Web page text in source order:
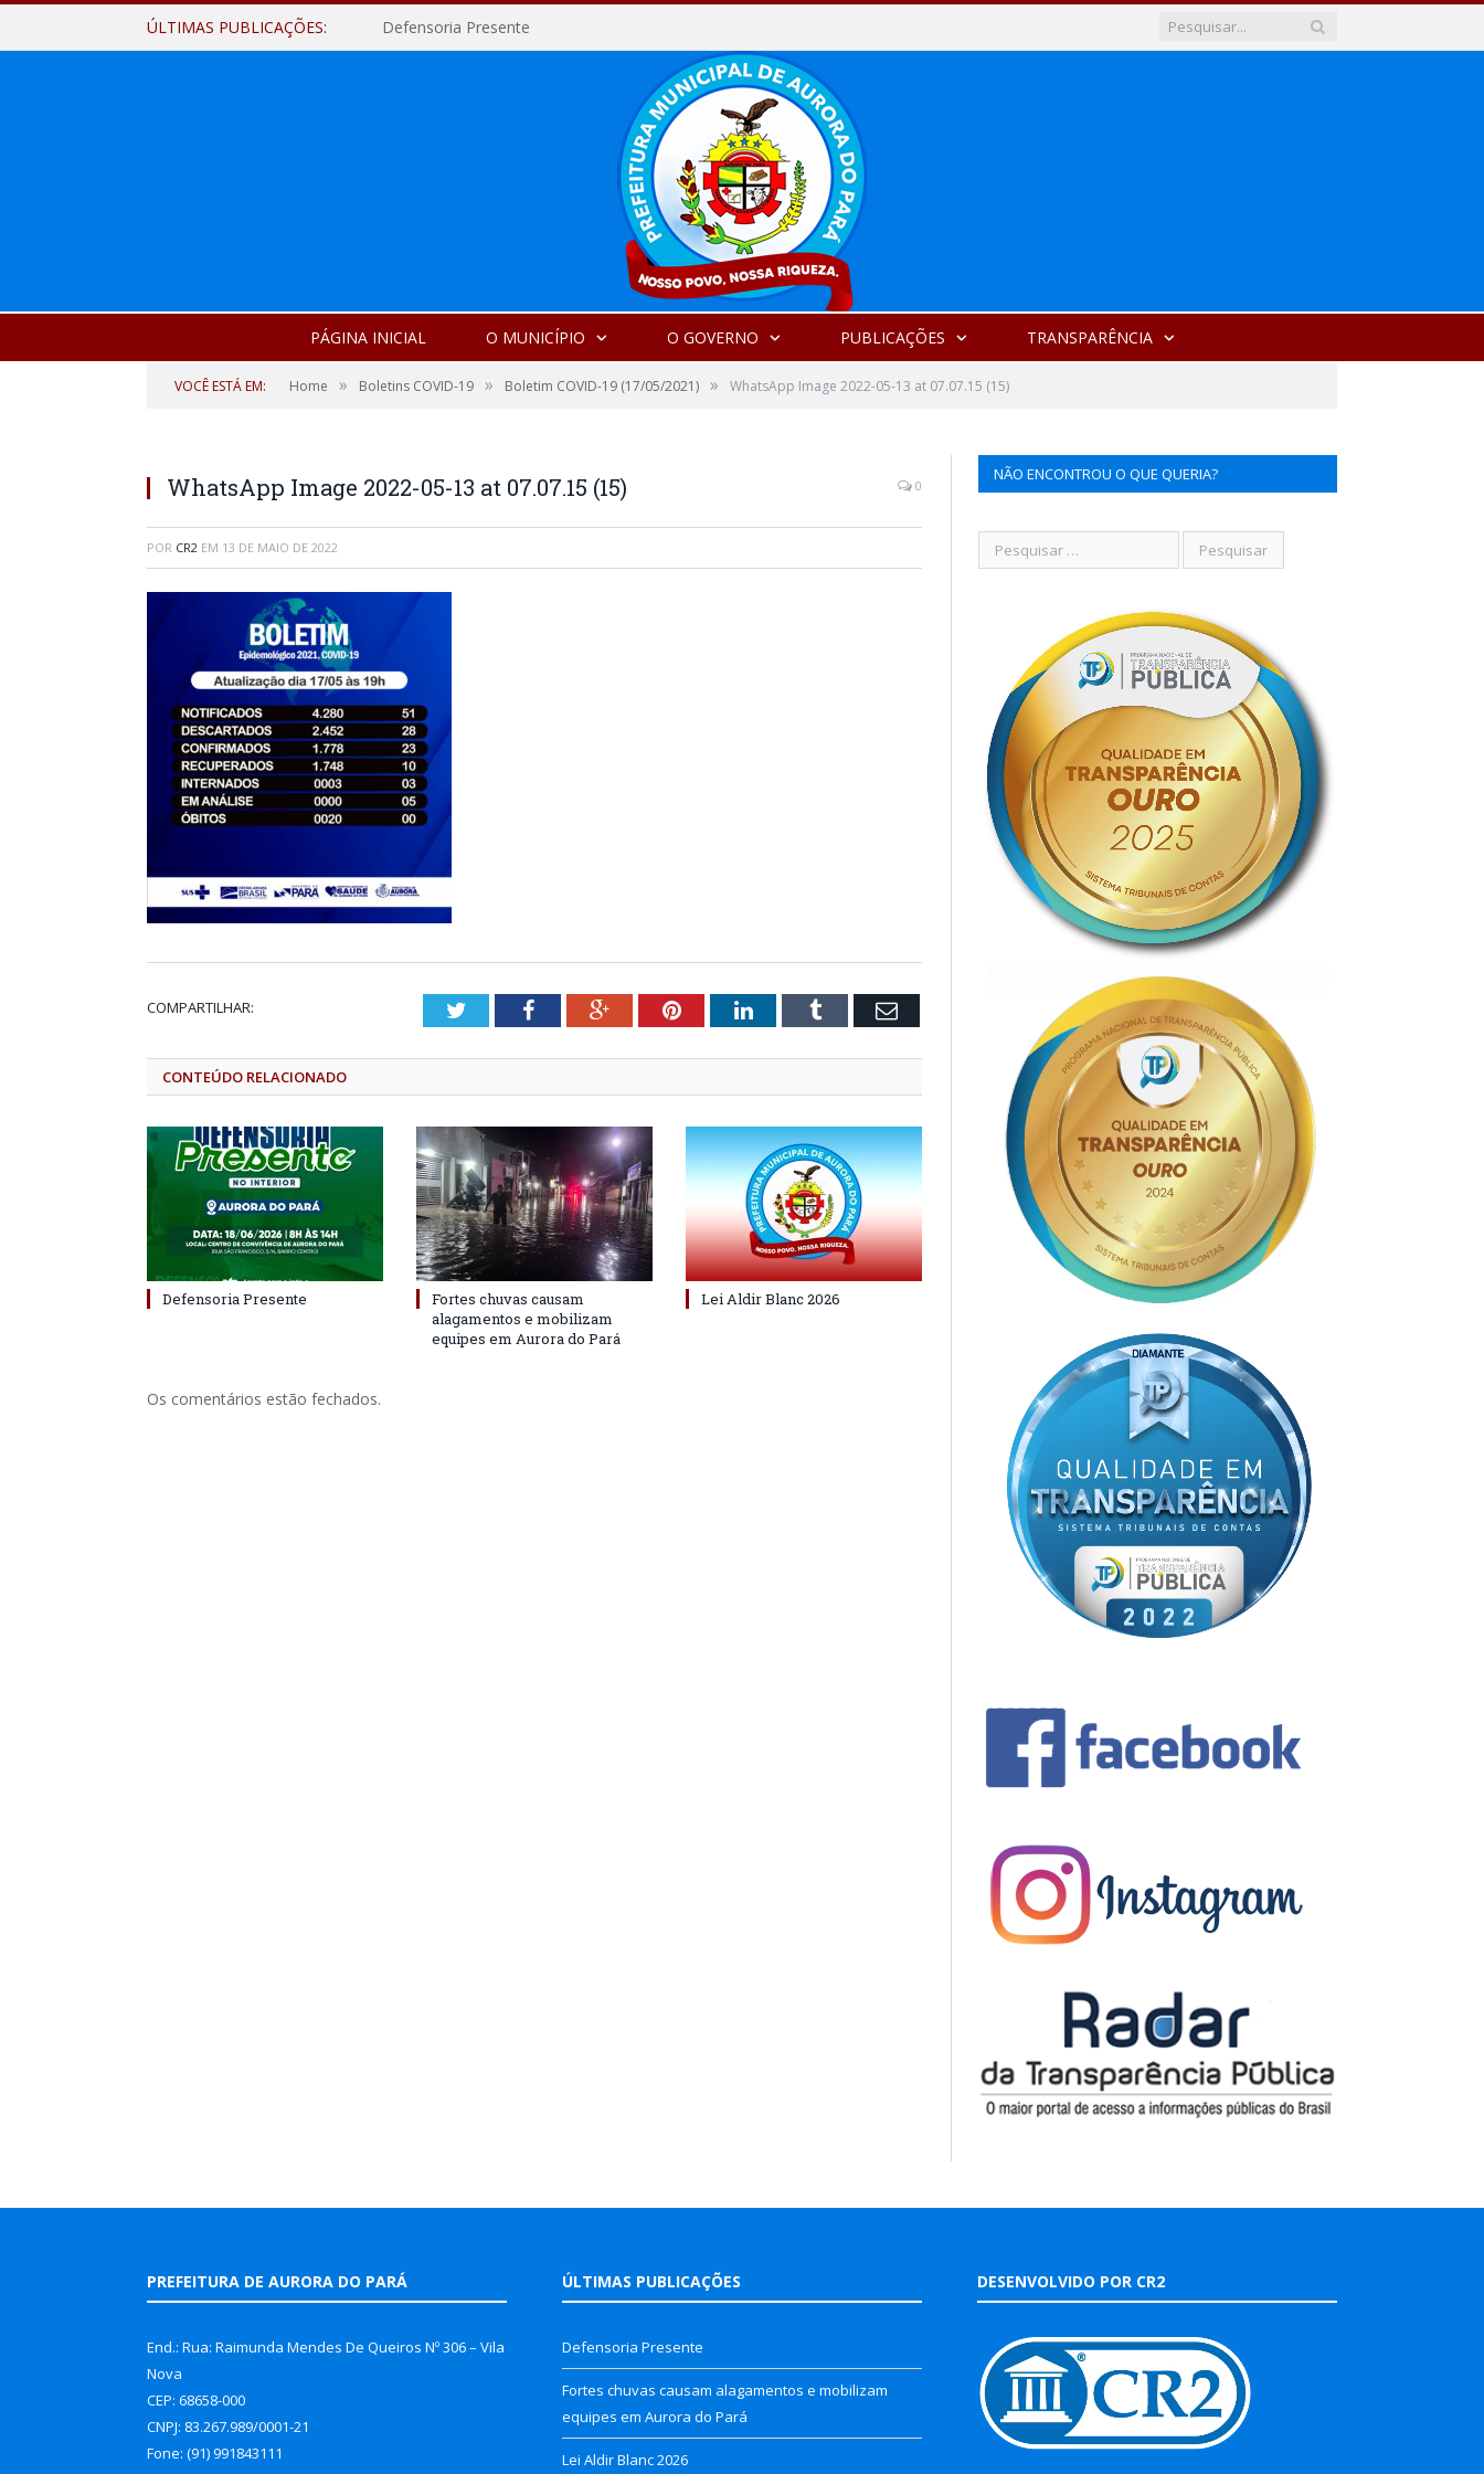
ÚLTIMAS PUBLICAÇÕES: Defensoria Presente
PÁGINA INICIAL O MUNICÍPIO O GOVERNO PUBLICAÇÕES TRANSPARÊNCIA
VOCÊ ESTÁ EM: Home » Boletins COVID-19 » Boletim COVID-19 (17/05/2021) » WhatsApp Image 2022-05-13 at 07.07.15 (15)
WhatsApp Image 2022-05-13 at 07.07.15 (15) 0
POR CR2 EM 13 DE MAIO DE 2022
COMPARTILHAR: TwitterFacebookGoogle+PinterestLinkedInTumblr Email
CONTEÚDO RELACIONADO
Defensoria Presente
Fortes chuvas causam
alagamentos e mobilizam
equipes em Aurora do Pará
Lei Aldir Blanc 2026
Os comentários estão fechados.
NÃO ENCONTROU O QUE QUERIA?
PREFEITURA DE AURORA DO PARÁ
End.: Rua: Raimunda Mendes De Queiros Nº 306 – Vila
Nova
CEP: 68658-000
CNPJ: 83.267.989/0001-21
Fone: (91) 991843111
ÚLTIMAS PUBLICAÇÕES
Defensoria Presente
Fortes chuvas causam alagamentos e mobilizam
equipes em Aurora do Pará
Lei Aldir Blanc 2026
DESENVOLVIDO POR CR2